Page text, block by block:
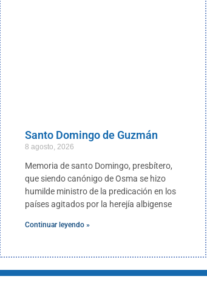
Santo Domingo de Guzmán
8 agosto, 2026
Memoria de santo Domingo, presbítero,
que siendo canónigo de Osma se hizo
humilde ministro de la predicación en los
países agitados por la herejía albigense
Continuar leyendo »